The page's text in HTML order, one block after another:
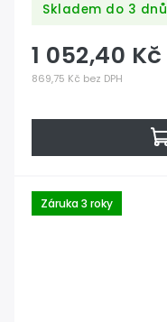
Skladem do 3 dnů
869,75 Kč bez DPH
1 052,40 Kč
Záruka 3 roky